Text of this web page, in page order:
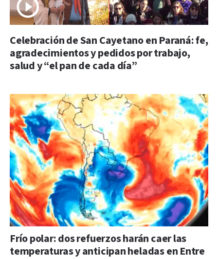
Celebración de San Cayetano en Paraná: fe,
agradecimientos y pedidos por trabajo,
salud y “el pan de cada día”
Frío polar: dos refuerzos harán caer las
temperaturas y anticipan heladas en Entre